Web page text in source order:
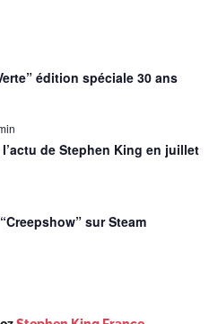
édition spéciale 30 ans
de Stephen King en juillet
sur Steam